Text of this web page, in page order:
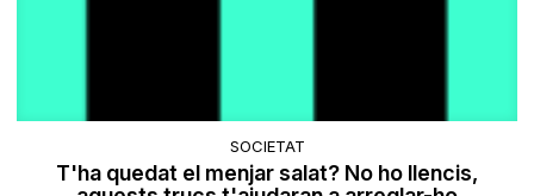
SOCIETAT
T'ha quedat el menjar salat? No ho llencis,